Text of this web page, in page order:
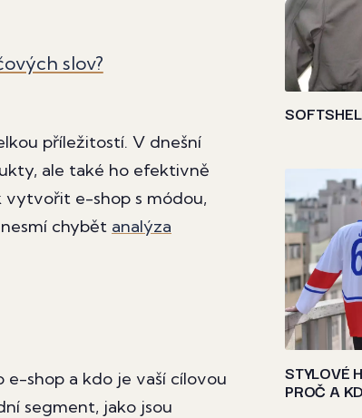
slov?
příležitostí. V dnešní
ale také ho efektivně
vytvořit e-shop s módou,
chybět analýza
e-shop a kdo je vaší cílovou
segment, jako jsou
STYLOVÉ
PROČ A